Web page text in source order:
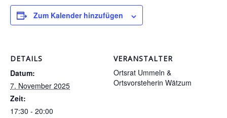
Zum Kalender hinzufügen
DETAILS
Datum:
7. November 2025
Zeit:
17:30 - 20:00
VERANSTALTER
Ortsrat Ummeln &
Ortsvorsteherin Wätzum